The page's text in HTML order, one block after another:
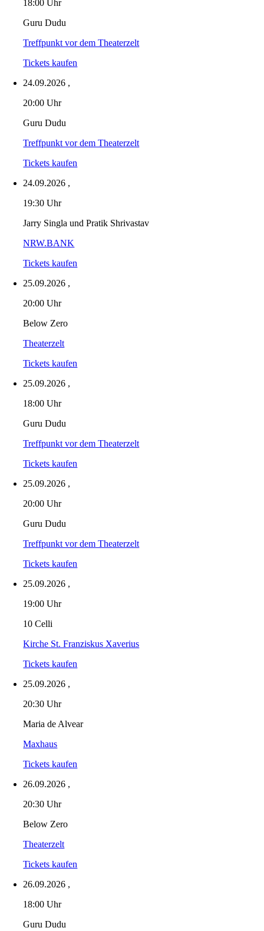
18:00 Uhr
Guru Dudu
Treffpunkt vor dem Theaterzelt
Tickets kaufen
24.09.2026 ,
20:00 Uhr
Guru Dudu
Treffpunkt vor dem Theaterzelt
Tickets kaufen
24.09.2026 ,
19:30 Uhr
Jarry Singla und Pratik Shrivastav
NRW.BANK
Tickets kaufen
25.09.2026 ,
20:00 Uhr
Below Zero
Theaterzelt
Tickets kaufen
25.09.2026 ,
18:00 Uhr
Guru Dudu
Treffpunkt vor dem Theaterzelt
Tickets kaufen
25.09.2026 ,
20:00 Uhr
Guru Dudu
Treffpunkt vor dem Theaterzelt
Tickets kaufen
25.09.2026 ,
19:00 Uhr
10 Celli
Kirche St. Franziskus Xaverius
Tickets kaufen
25.09.2026 ,
20:30 Uhr
Maria de Alvear
Maxhaus
Tickets kaufen
26.09.2026 ,
20:30 Uhr
Below Zero
Theaterzelt
Tickets kaufen
26.09.2026 ,
18:00 Uhr
Guru Dudu